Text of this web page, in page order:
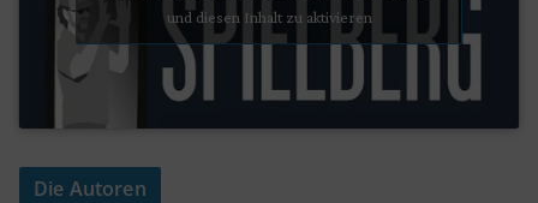
und diesen Inhalt zu aktivieren
Die Autoren